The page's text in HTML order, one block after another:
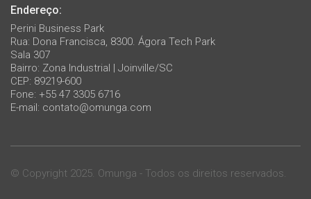
Endereço:
Perini Business Park
Rua: Dona Francisca, 8300. Ágora Tech Park
Sala 307
Bairro: Zona Industrial | Joinville/SC
CEP: 89219-600
Fone: +55 47 3305 6716
E-mail: contato@omunga.com
© Copyright 2025. Omunga - Todos os direitos reservados.